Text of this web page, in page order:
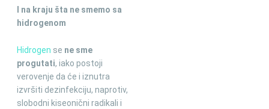
I na kraju šta ne smemo sa
hidrogenom
Hidrogen se ne sme
progutati, iako postoji
verovenje da će i iznutra
izvršiti dezinfekciju, naprotiv,
slobodni kiseonični radikali i